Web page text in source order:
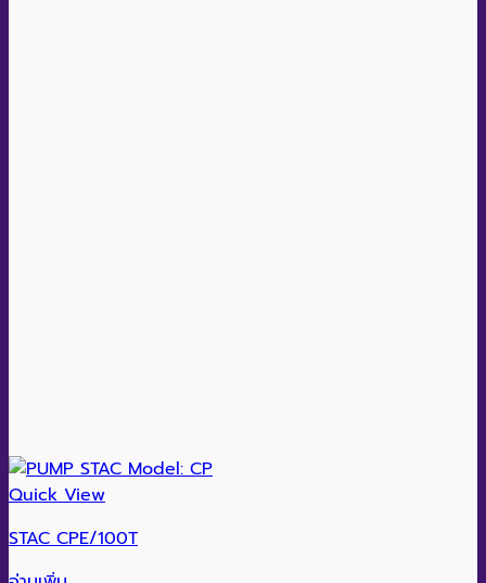
Quick View
STAC CPE/100T